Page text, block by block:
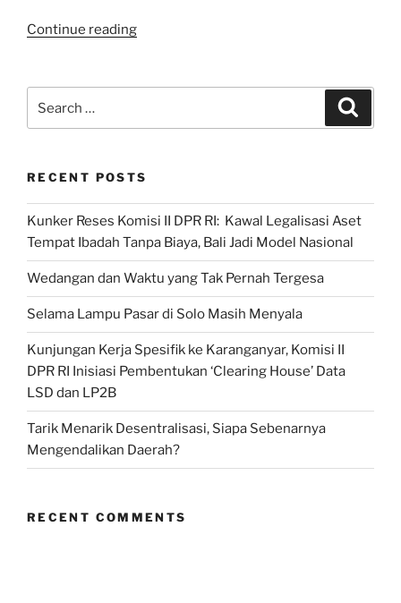
Continue reading“UMKM:
Kita
for:
RECENT POSTS
Kunker Reses Komisi II DPR RI: Kawal Legalisasi Aset
Tempat Ibadah Tanpa Biaya, Bali Jadi Model Nasional
Wedangan dan Waktu yang Tak Pernah Tergesa
Selama Lampu Pasar di Solo Masih Menyala
Kunjungan Kerja Spesifik ke Karanganyar, Komisi II
DPR RI Inisiasi Pembentukan ‘Clearing House’ Data
LSD dan LP2B
Tarik Menarik Desentralisasi, Siapa Sebenarnya
Mengendalikan Daerah?
RECENT COMMENTS